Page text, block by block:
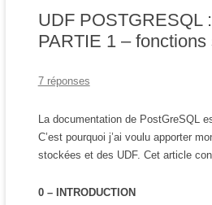
UDF POSTGRESQL
PARTIE 1 – fonctions
7 réponses
La documentation de PostGreSQL
C’est pourquoi j’ai voulu apporter
stockées et des UDF. Cet article
0 – INTRODUCTION